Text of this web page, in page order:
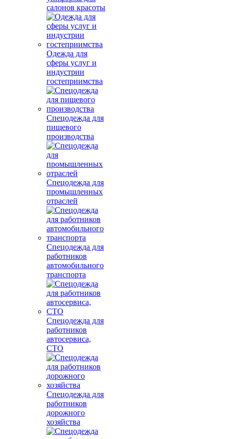
салонов красоты
Одежда для
сферы услуг и
индустрии
гостеприимства
Спецодежда для
пищевого
производства
Спецодежда для
промышленных
отраслей
Спецодежда для
работников
автомобильного
транспорта
Спецодежда для
работников
автосервиса,
СТО
Спецодежда для
работников
дорожного
хозяйства